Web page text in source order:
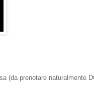
(da prenotare naturalmente